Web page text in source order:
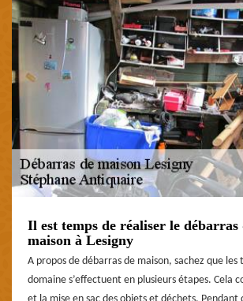
Il est temps de réaliser le débarras
maison à Lesigny
A propos de débarras de maison, sachez que les
domaine s’effectuent en plusieurs étapes. Cela
et la mise en sac des objets et déchets. Pendant